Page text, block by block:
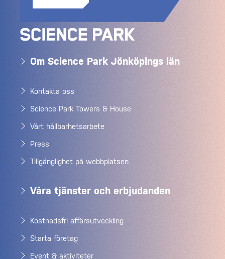
Om Science Park Jönköpings län
Kontakta oss
Science Park Towers & House
Vårt hållbarhetsarbete
Press
Tillgänglighet på webbplatsen
Våra tjänster och erbjudanden
Kostnadsfri affärsutveckling
Starta företag
Event & aktiviteter